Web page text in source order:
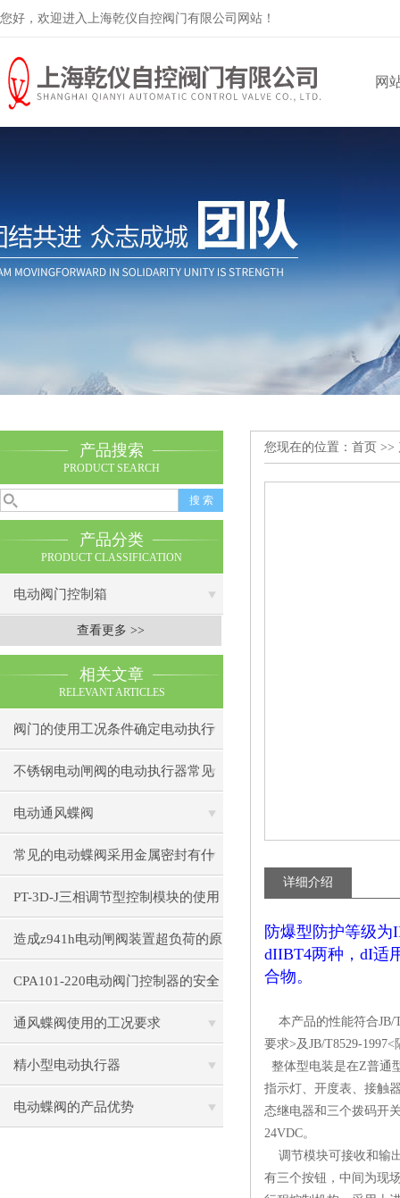
您好，欢迎进入上海乾仪自控阀门有限公司网站！
网
产品搜索
PRODUCT SEARCH
产品分类
PRODUCT CLASSIFICATION
电动阀门控制箱
查看更多 >>
相关文章
RELEVANT ARTICLES
阀门的使用工况条件确定电动执行
器选择
不锈钢电动闸阀的电动执行器常见
形式
电动通风蝶阀
常见的电动蝶阀采用金属密封有什
么优势？
PT-3D-J三相调节型控制模块的使用
要求
造成z941h电动闸阀装置超负荷的原
因
CPA101-220电动阀门控制器的安全
性分析与防护措施
通风蝶阀使用的工况要求
精小型电动执行器
电动蝶阀的产品优势
您现在的位置： 首页 >>
详细介绍
防爆型防护等级
dIIBT4两种，dI适
合物。
本产品的性能符合JB/
要求>及JB/T8529-
整体型电装是在Z普通
指示灯、开度表、接触
态继电器和三个拨码开
24VDC。
调节模块可接收和输
有三个按钮，中间为现